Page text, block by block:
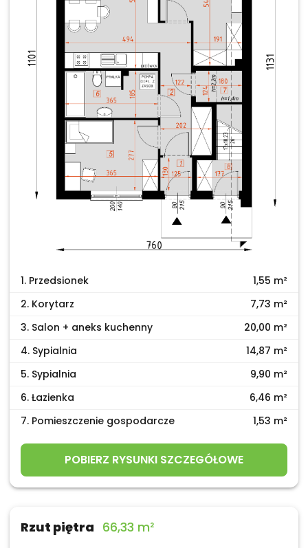
1. Przedsionek
1,55 m²
2. Korytarz
7,73 m²
3. Salon + aneks kuchenny
20,00 m²
4. Sypialnia
14,87 m²
5. Sypialnia
9,90 m²
6. Łazienka
6,46 m²
7. Pomieszczenie gospodarcze
1,53 m²
POBIERZ RYSUNKI SZCZEGÓŁOWE
Rzut piętra 66,33 m²